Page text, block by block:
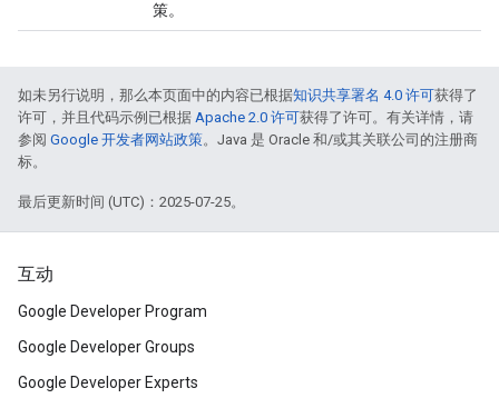
策。
如未另行说明，那么本页面中的内容已根据知识共享署名 4.0 许可获得了
许可，并且代码示例已根据 Apache 2.0 许可获得了许可。有关详情，请
参阅 Google 开发者网站政策。Java 是 Oracle 和/或其关联公司的注册商
标。
最后更新时间 (UTC)：2025-07-25。
互动
Google Developer Program
Google Developer Groups
Google Developer Experts